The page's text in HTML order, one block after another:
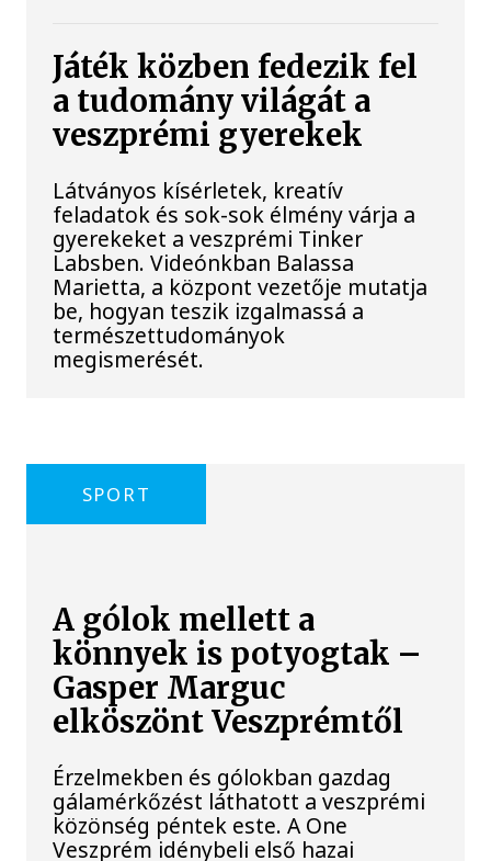
Játék közben fedezik fel
a tudomány világát a
veszprémi gyerekek
Látványos kísérletek, kreatív
feladatok és sok-sok élmény várja a
gyerekeket a veszprémi Tinker
Labsben. Videónkban Balassa
Marietta, a központ vezetője mutatja
be, hogyan teszik izgalmassá a
természettudományok
megismerését.
SPORT
A gólok mellett a
könnyek is potyogtak –
Gasper Marguc
elköszönt Veszprémtől
Érzelmekben és gólokban gazdag
gálamérkőzést láthatott a veszprémi
közönség péntek este. A One
Veszprém idénybeli első hazai